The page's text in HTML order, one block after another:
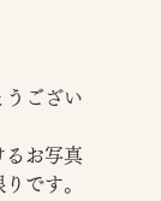
うござい
るお写真
です。